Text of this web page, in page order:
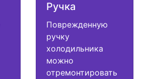
Ручка
Поврежденную
ручку
холодильника
можно
отремонтировать